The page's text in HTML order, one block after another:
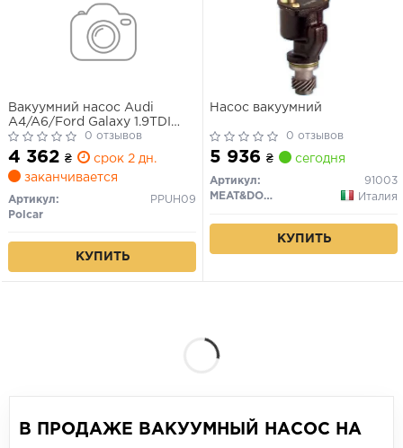
Вакуумний насос Audi
A4/A6/Ford Galaxy 1.9TDI
95-/VW Caddy 95-
0 отзывов
4 362 ₴
срок 2 дн.
заканчивается
Артикул:
PPUH09
Polcar
КУПИТЬ
Насос вакуумний
0 отзывов
5 936 ₴ сегодня
Артикул:
91003
MEAT&DORIA
Италия
КУПИТЬ
В ПРОДАЖЕ ВАКУУМНЫЙ НАСОС НА